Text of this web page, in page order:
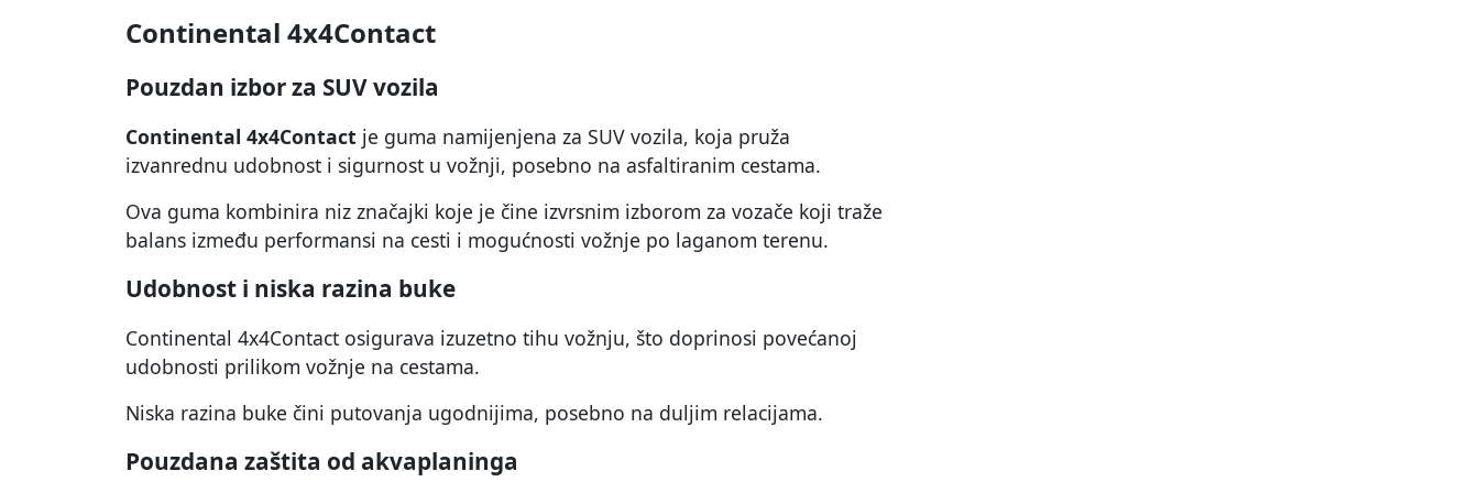
Continental 4x4Contact
Pouzdan izbor za SUV vozila
Continental 4x4Contact je guma namijenjena za SUV vozila, koja pruža
izvanrednu udobnost i sigurnost u vožnji, posebno na asfaltiranim cestama.
Ova guma kombinira niz značajki koje je čine izvrsnim izborom za vozače koji traže
balans između performansi na cesti i mogućnosti vožnje po laganom terenu.
Udobnost i niska razina buke
Continental 4x4Contact osigurava izuzetno tihu vožnju, što doprinosi povećanoj
udobnosti prilikom vožnje na cestama.
Niska razina buke čini putovanja ugodnijima, posebno na duljim relacijama.
Pouzdana zaštita od akvaplaninga